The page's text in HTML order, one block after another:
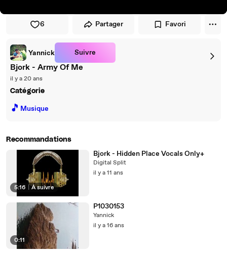
6 Partager Favori
Yannick Suivre
Bjork - Army Of Me
il y a 20 ans
Catégorie
🎵 Musique
Recommandations
5:16 À suivre
Bjork - Hidden Place Vocals Only+
Digital Split
il y a 11 ans
0:11
P1030153
Yannick
il y a 16 ans